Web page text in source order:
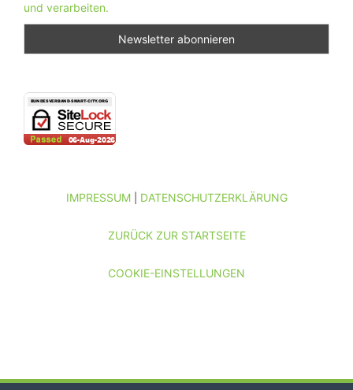
und verarbeiten.
IMPRESSUM| DATENSCHUTZERKLÄRUNG
ZURÜCK ZUR STARTSEITE
COOKIE-EINSTELLUNGEN